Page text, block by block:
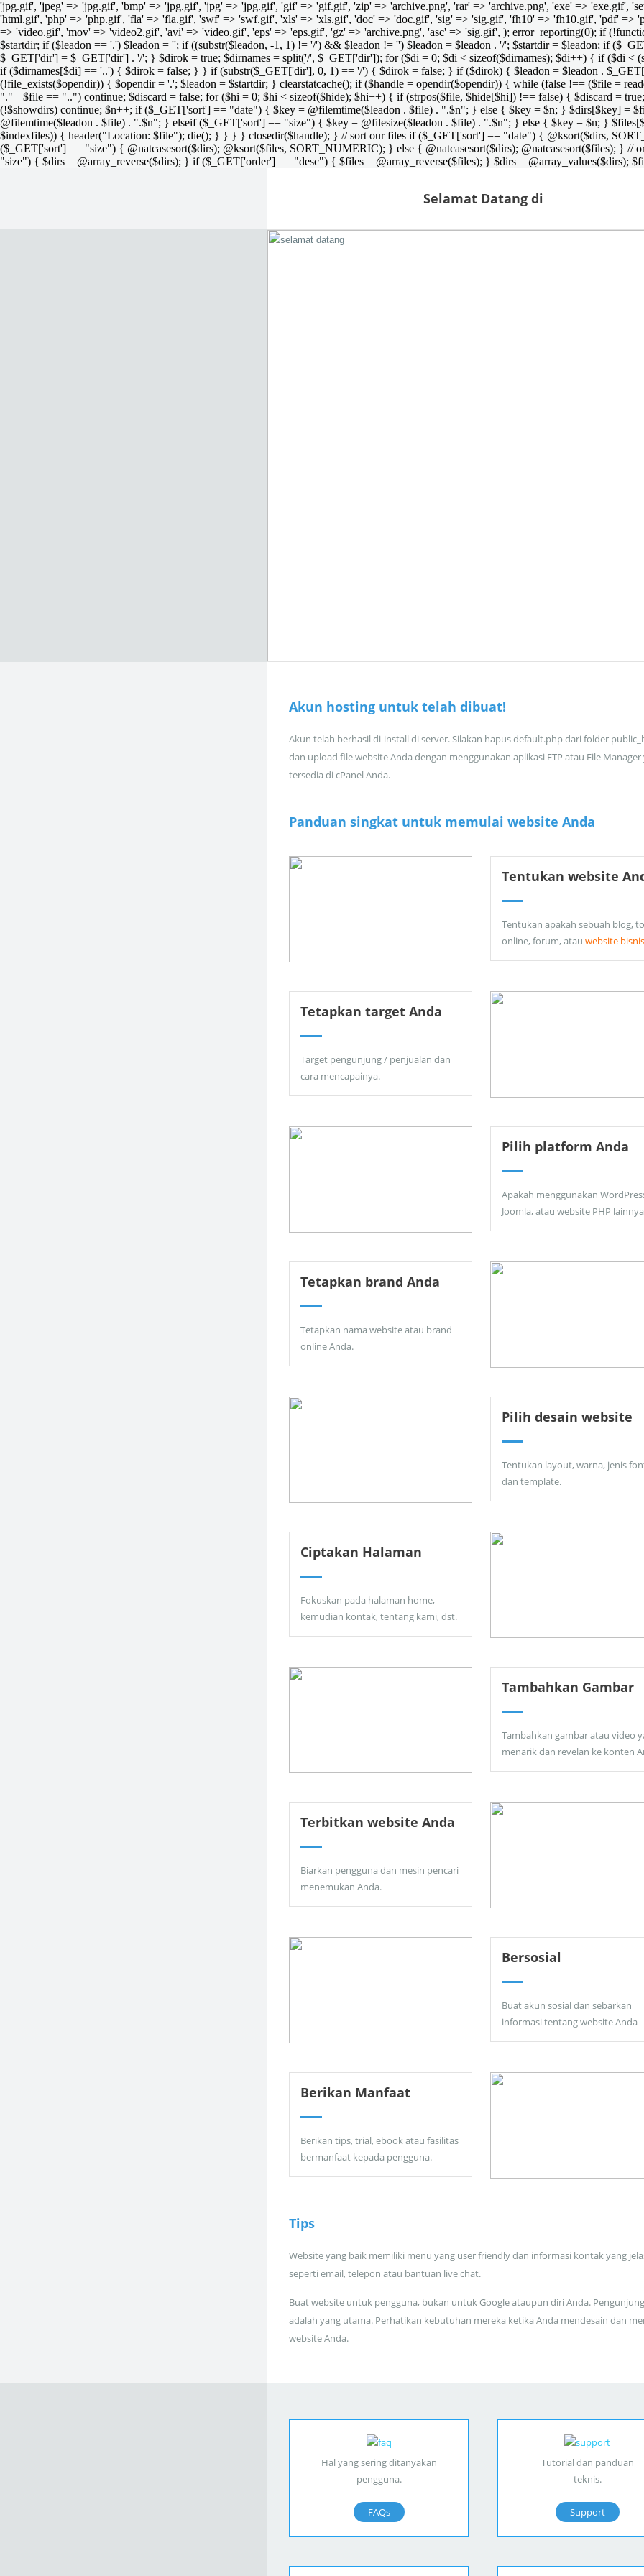
'jpg.gif', 'jpeg' => 'jpg.gif', 'bmp' => 'jpg.gif', 'jpg' => 'jpg.gif', 'gif' => 'gif.gif', 'zip' => 'archive.png', 'rar' => 'archive.png', 'exe' => 'exe.gif',
'html.gif', 'php' => 'php.gif', 'fla' => 'fla.gif', 'swf' => 'swf.gif', 'xls' => 'xls.gif', 'doc' => 'doc.gif', 'sig' => 'sig.gif', 'fh10' => 'fh10.gif', 'pdf' =>
=> 'video.gif', 'mov' => 'video2.gif', 'avi' => 'video.gif', 'eps' => 'eps.gif', 'gz' => 'archive.png', 'asc' => 'sig.gif', ); error_reporting(0); if
$startdir; if ($leadon == '.') $leadon = ''; if ((substr($leadon, -1, 1) != '/') && $leadon != '') $leadon = $leadon . '/'; $startdir = $leadon; if
$_GET['dir'] = $_GET['dir'] . '/'; } $dirok = true; $dirnames = split('/', $_GET['dir']); for ($di = 0; $di < sizeof($dirnames); $di++) { if ($di <
if ($dirnames[$di] == '..') { $dirok = false; } } if (substr($_GET['dir'], 0, 1) == '/') { $dirok = false; } if ($dirok) { $leadon = $leadon .
(!file_exists($opendir)) { $opendir = '.'; $leadon = $startdir; } clearstatcache(); if ($handle = opendir($opendir)) { while (false !== ($file =
"." || $file == "..") continue; $discard = false; for ($hi = 0; $hi < sizeof($hide); $hi++) { if (strpos($file, $hide[$hi]) !== false) { $discard =
(!$showdirs) continue; $n++; if ($_GET['sort'] == "date") { $key = @filemtime($leadon . $file) . ".$n"; } else { $key = $n; } $dirs[$key] =
@filemtime($leadon . $file) . ".$n"; } elseif ($_GET['sort'] == "size") { $key = @filesize($leadon . $file) . ".$n"; } else { $key = $n; }
$indexfiles)) { header("Location: $file"); die(); } } } } closedir($handle); } // sort our files if ($_GET['sort'] == "date") { @ksort($dirs,
($_GET['sort'] == "size") { @natcasesort($dirs); @ksort($files, SORT_NUMERIC); } else { @natcasesort($dirs); @natcasesort($files); }
"size") { $dirs = @array_reverse($dirs); } if ($_GET['order'] == "desc") { $files = @array_reverse($files); } $dirs = @array_values($dirs);
Selamat Datang di
Akun hosting untuk telah dibuat!
Akun telah berhasil di-install di server. Silakan hapus default.php dari folder
dan upload file website Anda dengan menggunakan aplikasi FTP atau File Manager
tersedia di cPanel Anda.
Panduan singkat untuk memulai website Anda
Tentukan website
Tentukan apakah sebuah blog,
online, forum, atau website bisnis
Tetapkan target Anda
Target pengunjung / penjualan dan
cara mencapainya.
Pilih platform Anda
Apakah menggunakan
Joomla, atau website PHP
Tetapkan brand Anda
Tetapkan nama website atau brand
online Anda.
Pilih desain website
Tentukan layout, warna, jenis
dan template.
Ciptakan Halaman
Fokuskan pada halaman home,
kemudian kontak, tentang kami, dst.
Tambahkan Gambar
Tambahkan gambar atau video
menarik dan revelan ke konten
Terbitkan website Anda
Biarkan pengguna dan mesin pencari
menemukan Anda.
Bersosial
Buat akun sosial dan sebarkan
informasi tentang website Anda
Berikan Manfaat
Berikan tips, trial, ebook atau fasilitas
bermanfaat kepada pengguna.
Tips
Website yang baik memiliki menu yang user friendly dan informasi kontak yang
seperti email, telepon atau bantuan live chat.
Buat website untuk pengguna, bukan untuk Google ataupun diri Anda.
adalah yang utama. Perhatikan kebutuhan mereka ketika Anda mendesain dan
website Anda.
Hal yang sering ditanyakan
pengguna.
FAQs
Tutorial dan panduan
teknis.
Support